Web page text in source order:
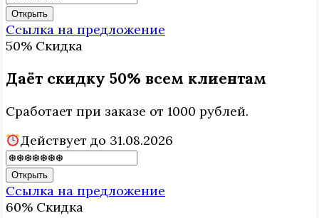
Открыть
Ссылка на предложение
50% Скидка
Даёт скидку 50% всем клиентам
Сработает при заказе от 1000 рублей.
Действует до 31.08.2026
Открыть
Ссылка на предложение
60% Скидка